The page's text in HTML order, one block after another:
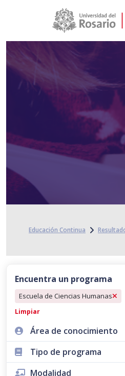
Main navigation
Educación Continua
Encuentra un programa
Escuela de Ciencias Humanas
Limpiar
Área de conocimiento
Tipo de programa
Modalidad